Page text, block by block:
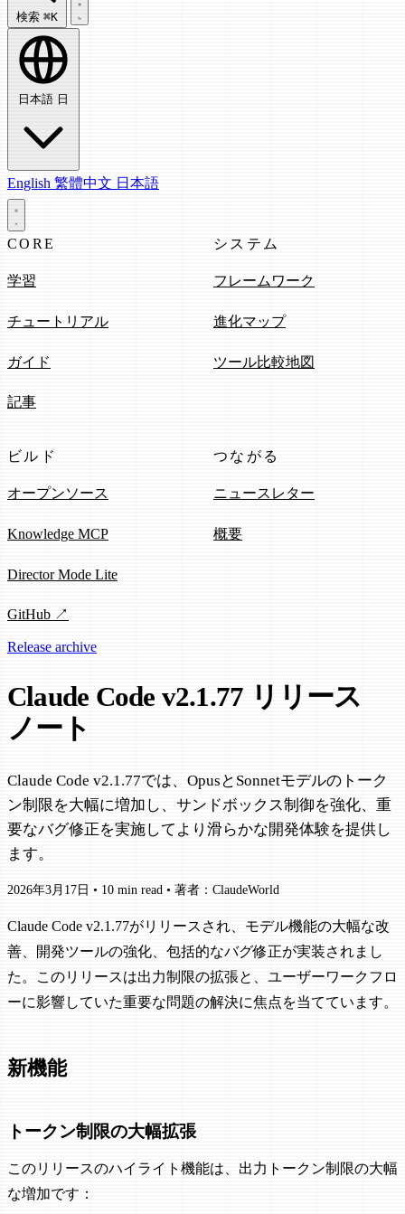
検索 ⌘K
日本語 日
English 繁體中文 日本語
CORE
学習
チュートリアル
ガイド
記事
システム
フレームワーク
進化マップ
ツール比較地図
ビルド
オープンソース
Knowledge MCP
Director Mode Lite
GitHub ↗
つながる
ニュースレター
概要
Release archive
Claude Code v2.1.77 リリース
ノート
Claude Code v2.1.77では、OpusとSonnetモデルのトーク
ン制限を大幅に増加し、サンドボックス制御を強化、重
要なバグ修正を実施してより滑らかな開発体験を提供し
ます。
2026年3月17日 • 10 min read • 著者：ClaudeWorld
Claude Code v2.1.77がリリースされ、モデル機能の大幅な改
善、開発ツールの強化、包括的なバグ修正が実装されまし
た。このリリースは出力制限の拡張と、ユーザーワークフロ
ーに影響していた重要な問題の解決に焦点を当てています。
新機能
トークン制限の大幅拡張
このリリースのハイライト機能は、出力トークン制限の大幅
な増加です：